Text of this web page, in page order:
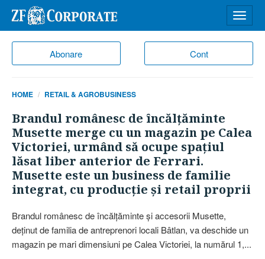
Abonare Cont
meniu
HOME RETAIL & AGROBUSINESS
Brandul românesc de încălţăminte
Musette merge cu un magazin pe Calea
Victoriei, urmând să ocupe spaţiul
lăsat liber anterior de Ferrari.
Musette este un business de familie
integrat, cu producţie şi retail proprii
Brandul românesc de încălţăminte şi accesorii Musette,
deţinut de familia de antreprenori locali Bâtlan, va deschide un
magazin pe mari dimensiuni pe Calea Victoriei, la numărul 1,...